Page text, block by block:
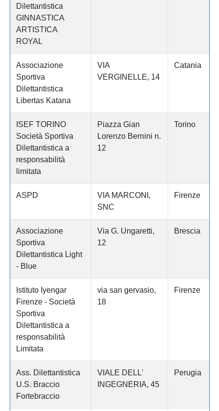
Dilettantistica
GINNASTICA
ARTISTICA
ROYAL
Associazione
Sportiva
Dilettantistica
Libertas Katana
VIA
VERGINELLE, 14
Catania
ISEF TORINO
Società Sportiva
Dilettantistica a
responsabilità
limitata
Piazza Gian
Lorenzo Bernini n.
12
Torino
ASPD
VIA MARCONI,
SNC
Firenze
Associazione
Sportiva
Dilettantistica Light
- Blue
Via G. Ungaretti,
12
Brescia
Istituto Iyengar
Firenze - Società
Sportiva
Dilettantistica a
responsabilità
Limitata
via san gervasio,
18
Firenze
Ass. Dilettantistica
U.S. Braccio
Fortebraccio
VIALE DELL'
INGEGNERIA, 45
Perugia